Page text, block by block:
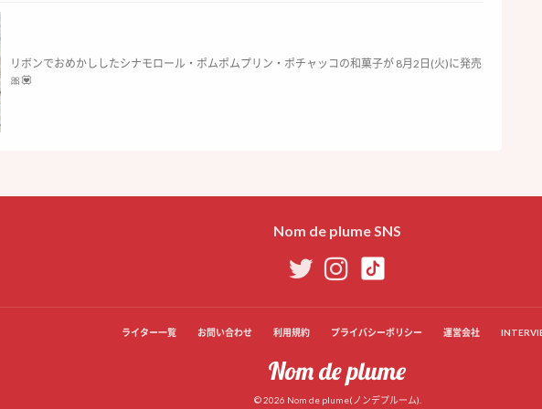
リボンでおめかししたシナモロール・ポムポムプリン・ポチャッコの和菓子が 8月2日(火)に発売
🎀💟
Nom de plume SNS
ライター一覧 お問い合わせ 利用規約 プライバシーポリシー 運営会社
© 2026 Nom de plume(ノンデプルーム).